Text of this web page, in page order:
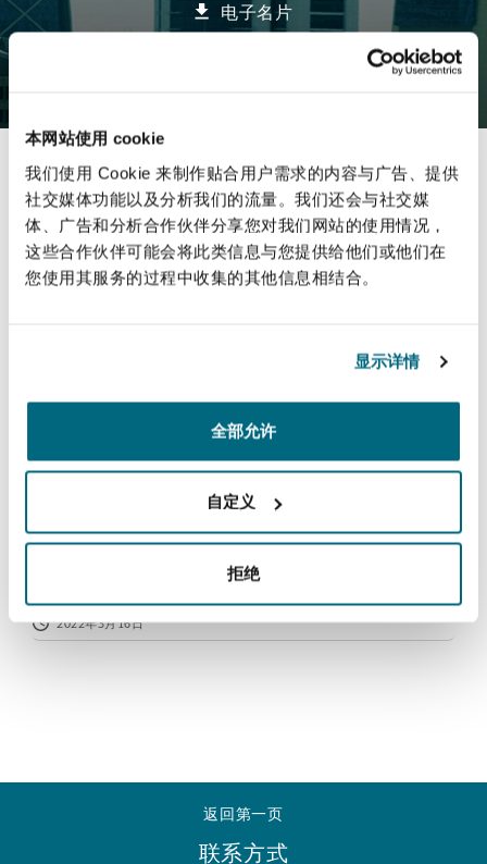
本网站使用 cookie
我们使用 Cookie 来制作贴合用户需求的内容与广告、提供
社交媒体功能以及分析我们的流量。我们还会与社交媒
体、广告和分析合作伙伴分享您对我们网站的使用情况，
这些合作伙伴可能会将此类信息与您提供给他们或他们在
您使用其服务的过程中收集的其他信息相结合。
显示详情
全部允许
自定义
拒绝
Finance & Leasing
Insurance Coverage
Non-Contentious
Regulatory
金融
技术、外包与数据
Employment Practices
Financial Institutions,
Officers
Insurance Coverage
Marine
Political Risk & Trade Credit
目和建筑工程 房地产
管法规与调查
Internal Investigations
Safety, Security, Health &
隆坡 – 联营办公室
尔本
德里 – 联营办公室
雅得
佛
萨斯城
斯维加斯
柏林（圣史蒂芬绿地大厦）
塞尔多夫
丁堡
电子名片
法律解析
联系方式
简介与经验
News
Clyde & Co advises Babilou Group on the acquisition
Clyde & Co advises Babilou Group on
the acquisition of Bright Kids
Nurseries in the UAE
2022年3月16日
返回第一页
联系方式